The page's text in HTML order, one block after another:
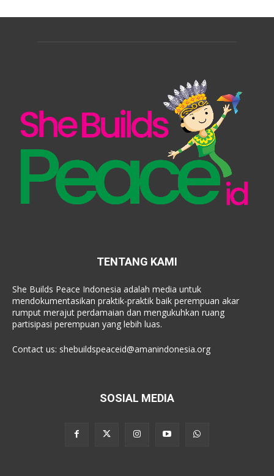
TENTANG KAMI
She Builds Peace Indonesia adalah media untuk
mendokumentasikan praktik-praktik baik perempuan akar
rumput merajut perdamaian dan mengukuhkan ruang
partisipasi perempuan yang lebih luas.
Contact us: shebuildspeaceid@amanindonesia.org
SOSIAL MEDIA